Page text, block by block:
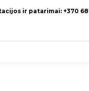
ir patarimai: +370